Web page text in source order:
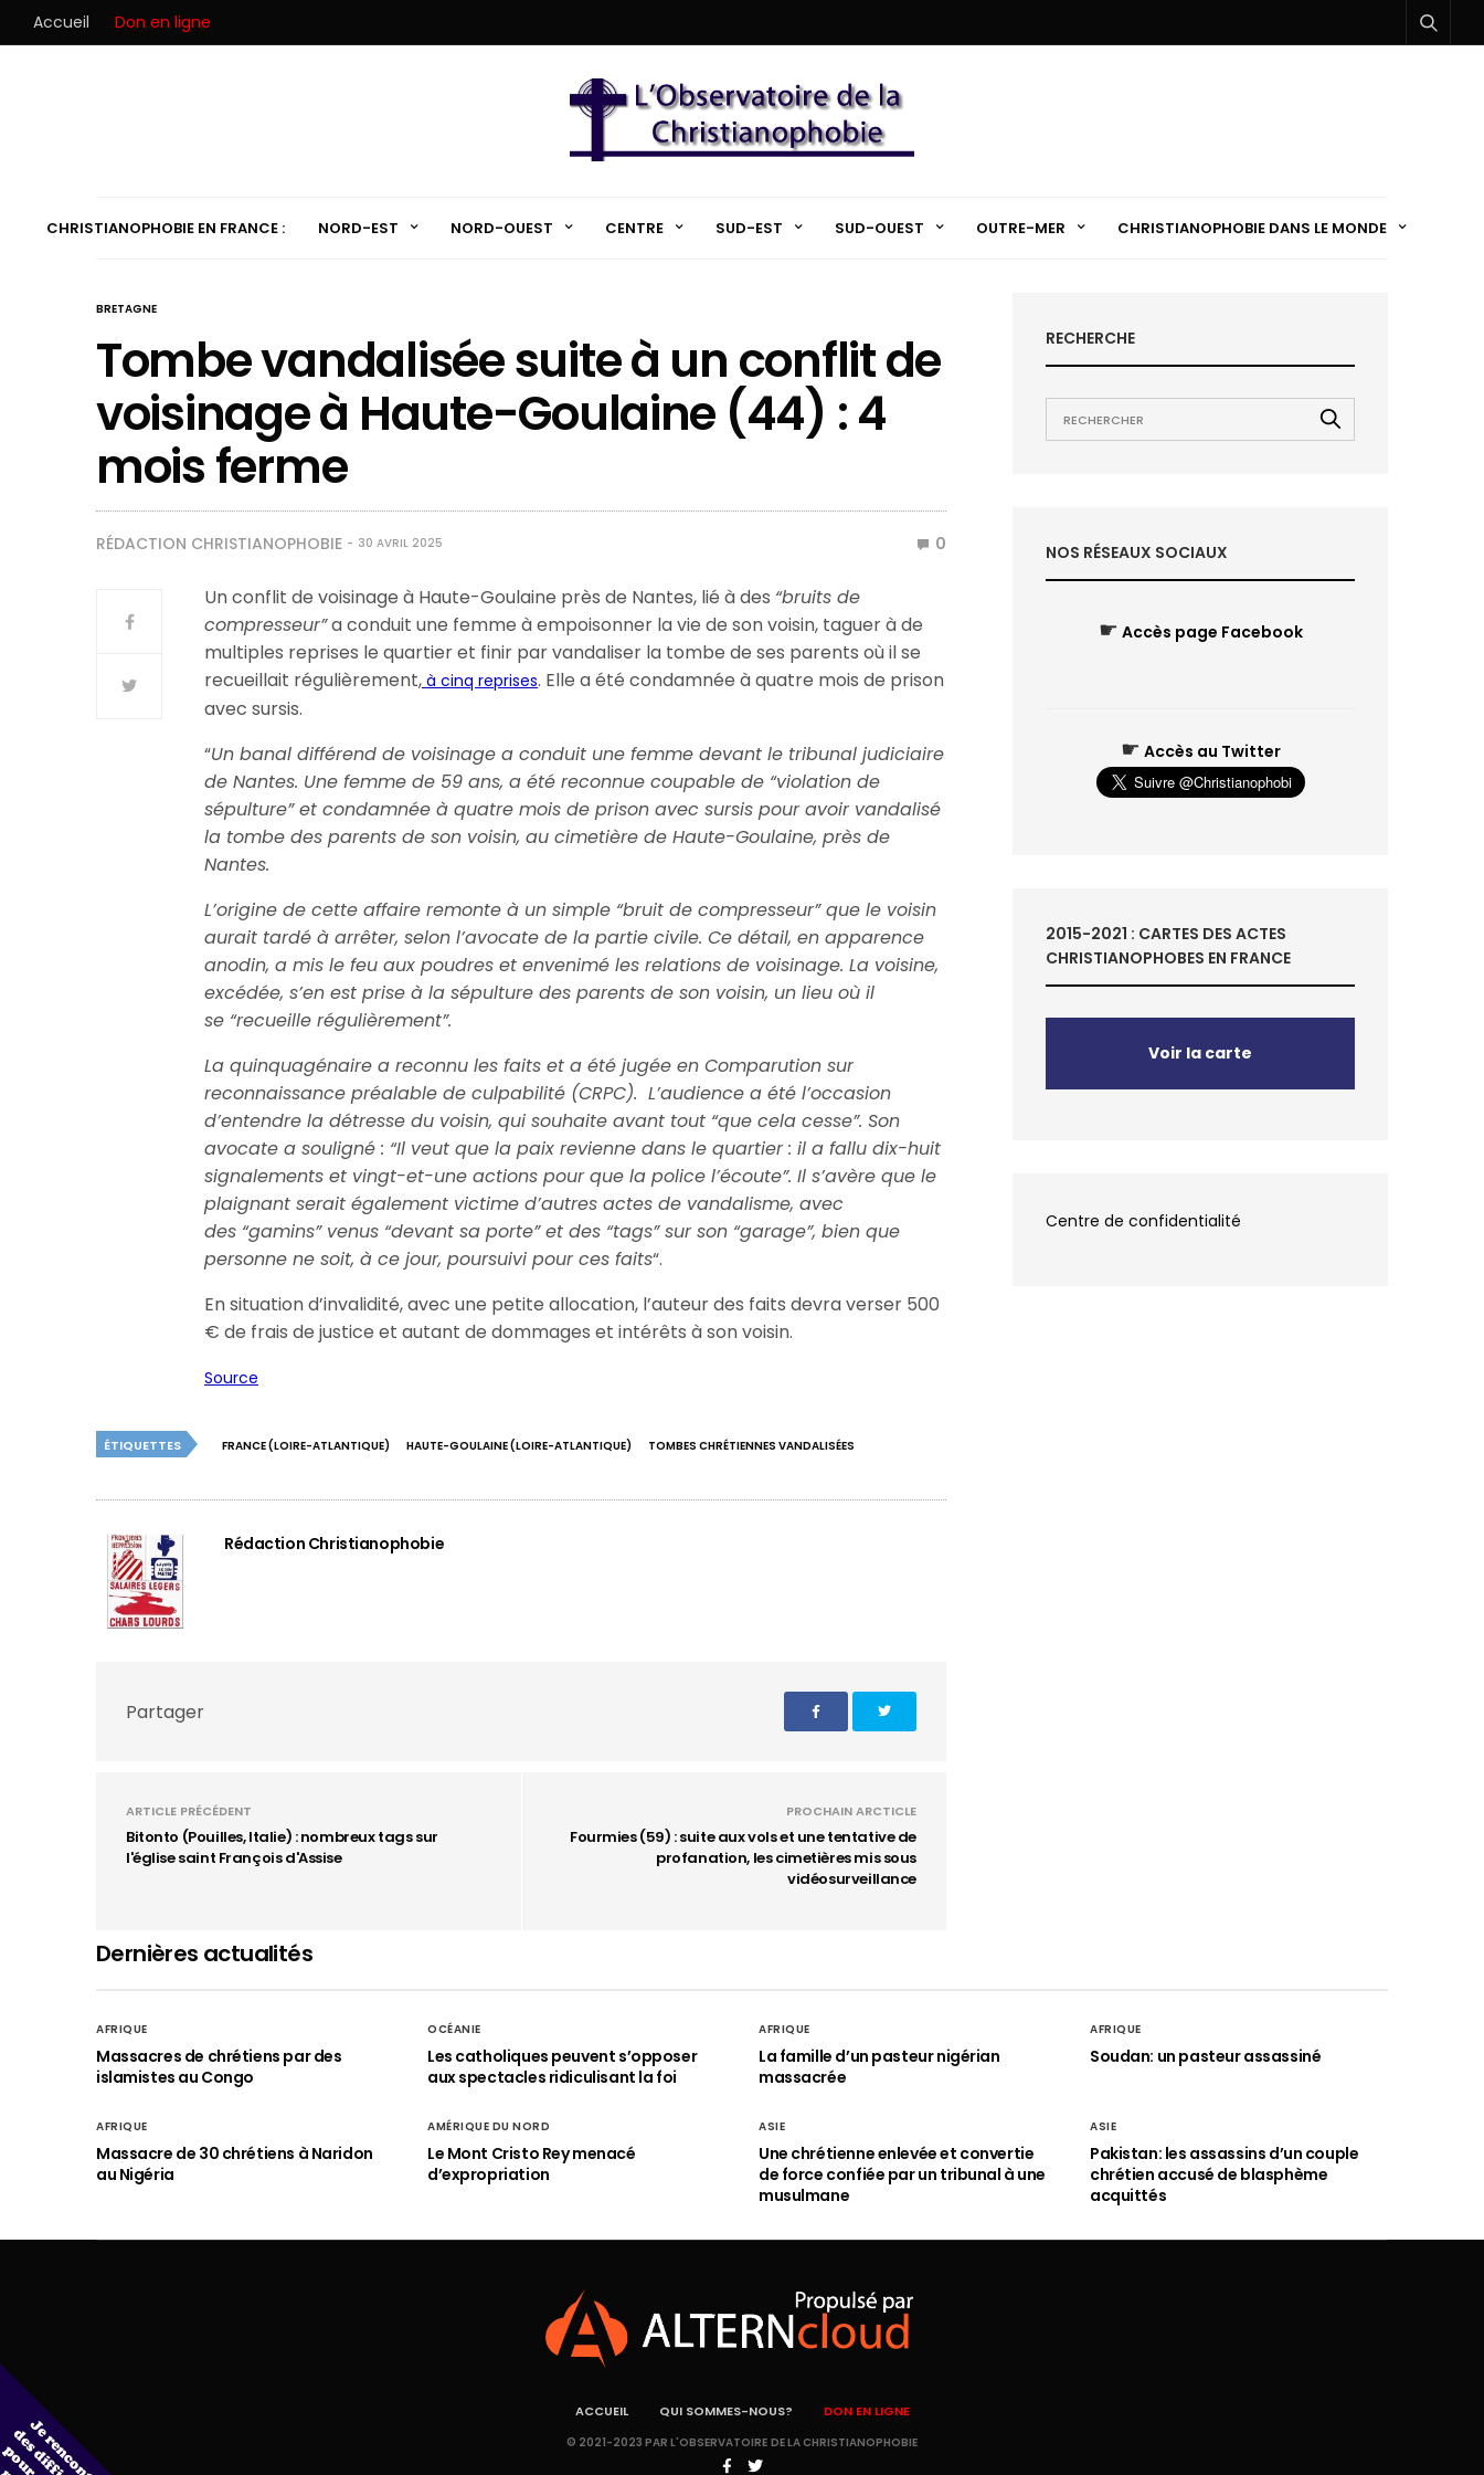
Accueil Don en ligne
CHRISTIANOPHOBIE EN FRANCE : NORD-EST NORD-OUEST CENTRE SUD-EST SUD-OUEST OUTRE-MER CHRISTIANOPHOBIE DANS LE MONDE
BRETAGNE
Tombe vandalisée suite à un conflit de
voisinage à Haute-Goulaine (44) : 4
mois ferme
RÉDACTION CHRISTIANOPHOBIE 30 AVRIL 2025 0
Un conflit de voisinage à Haute-Goulaine près de Nantes, lié à des “bruits de
compresseur”a conduit une femme à empoisonner la vie de son voisin, taguer à de
multiples reprises le quartier et finir par vandaliser la tombe de ses parents où il se
recueillait régulièrement, à cinq reprises. Elle a été condamnée à quatre mois de prison
avec sursis.
“Un banal différend de voisinage a conduit une femme devant le tribunal judiciaire
de Nantes. Une femme de 59 ans, a été reconnue coupable de “violation de
sépulture” et condamnée à quatre mois de prison avec sursis pour avoir vandalisé
la tombe des parents de son voisin, au cimetière de Haute-Goulaine, près de
Nantes.
L’origine de cette affaire remonte à un simple “bruit de compresseur” que le voisin
aurait tardé à arrêter, selon l’avocate de la partie civile. Ce détail, en apparence
anodin, a mis le feu aux poudres et envenimé les relations de voisinage. La voisine,
excédée, s’en est prise à la sépulture des parents de son voisin, un lieu où il
se “recueille régulièrement”.
La quinquagénaire a reconnu les faits et a été jugée en Comparution sur
reconnaissance préalable de culpabilité (CRPC). L’audience a été l’occasion
d’entendre la détresse du voisin, qui souhaite avant tout “que cela cesse”. Son
avocate a souligné : “Il veut que la paix revienne dans le quartier : il a fallu dix-huit
signalements et vingt-et-une actions pour que la police l’écoute”. Il s’avère que le
plaignant serait également victime d’autres actes de vandalisme, avec
des “gamins” venus “devant sa porte” et des “tags” sur son “garage”, bien que
personne ne soit, à ce jour, poursuivi pour ces faits“.
En situation d’invalidité, avec une petite allocation, l’auteur des faits devra verser 500
€ de frais de justice et autant de dommages et intérêts à son voisin.
Source
ÉTIQUETTES FRANCE (LOIRE-ATLANTIQUE) HAUTE-GOULAINE (LOIRE-ATLANTIQUE) TOMBES CHRÉTIENNES VANDALISÉES
Rédaction Christianophobie
Partager
ARTICLE PRÉCÉDENT
Bitonto (Pouilles, Italie) : nombreux tags sur
l'église saint François d'Assise
PROCHAIN ARCTICLE
Fourmies (59) : suite aux vols et une tentative de
profanation, les cimetières mis sous
vidéosurveillance
RECHERCHE
NOS RÉSEAUX SOCIAUX
☛ Accès page Facebook
☛ Accès au Twitter
2015-2021 : CARTES DES ACTES
CHRISTIANOPHOBES EN FRANCE
Voir la carte
Centre de confidentialité
Dernières actualités
AFRIQUE
Massacres de chrétiens par des
islamistes au Congo
OCÉANIE
Les catholiques peuvent s’opposer
aux spectacles ridiculisant la foi
AFRIQUE
La famille d’un pasteur nigérian
massacrée
AFRIQUE
Soudan: un pasteur assassiné
AFRIQUE
Massacre de 30 chrétiens à Naridon
au Nigéria
AMÉRIQUE DU NORD
Le Mont Cristo Rey menacé
d’expropriation
ASIE
Une chrétienne enlevée et convertie
de force confiée par un tribunal à une
musulmane
ASIE
Pakistan: les assassins d’un couple
chrétien accusé de blasphème
acquittés
ACCUEIL QUI SOMMES-NOUS? DON EN LIGNE
© 2021-2023 PAR L'OBSERVATOIRE DE LA CHRISTIANOPHOBIE